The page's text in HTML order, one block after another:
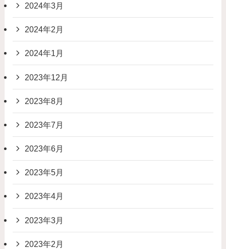
2024年3月
2024年2月
2024年1月
2023年12月
2023年8月
2023年7月
2023年6月
2023年5月
2023年4月
2023年3月
2023年2月